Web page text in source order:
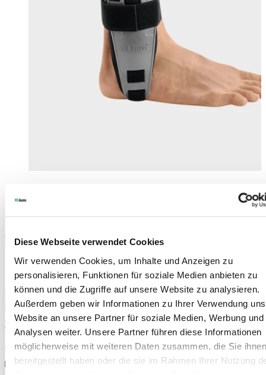
Diese Webseite verwendet Cookies
Wir verwenden Cookies, um Inhalte und Anzeigen zu
personalisieren, Funktionen für soziale Medien anbieten zu
können und die Zugriffe auf unsere Website zu analysieren.
Außerdem geben wir Informationen zu Ihrer Verwendung
Website an unsere Partner für soziale Medien, Werbung und
Analysen weiter. Unsere Partner führen diese Informationen
möglicherweise mit weiteren Daten zusammen, die Sie ihnen
bereitgestellt haben oder die sie im Rahmen Ihrer Nutzung
JuzoPro Malleo
Kan tilpasses til behandlingen
Hudvenlig polstring
Farver:
Find forhandler
Art. 7009